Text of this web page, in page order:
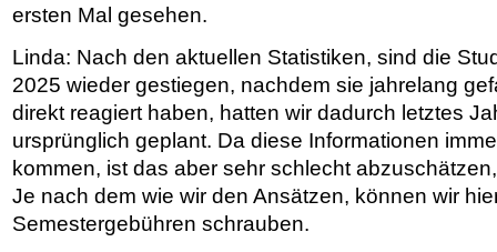
ersten Mal gesehen.
Linda: Nach den aktuellen Statistiken, sind die
2025 wieder gestiegen, nachdem sie jahrelang
direkt reagiert haben, hatten wir dadurch letztes
ursprünglich geplant. Da diese Informationen
kommen, ist das aber sehr schlecht
Je nach dem wie wir den Ansätzen, können wir
Semestergebühren schrauben.